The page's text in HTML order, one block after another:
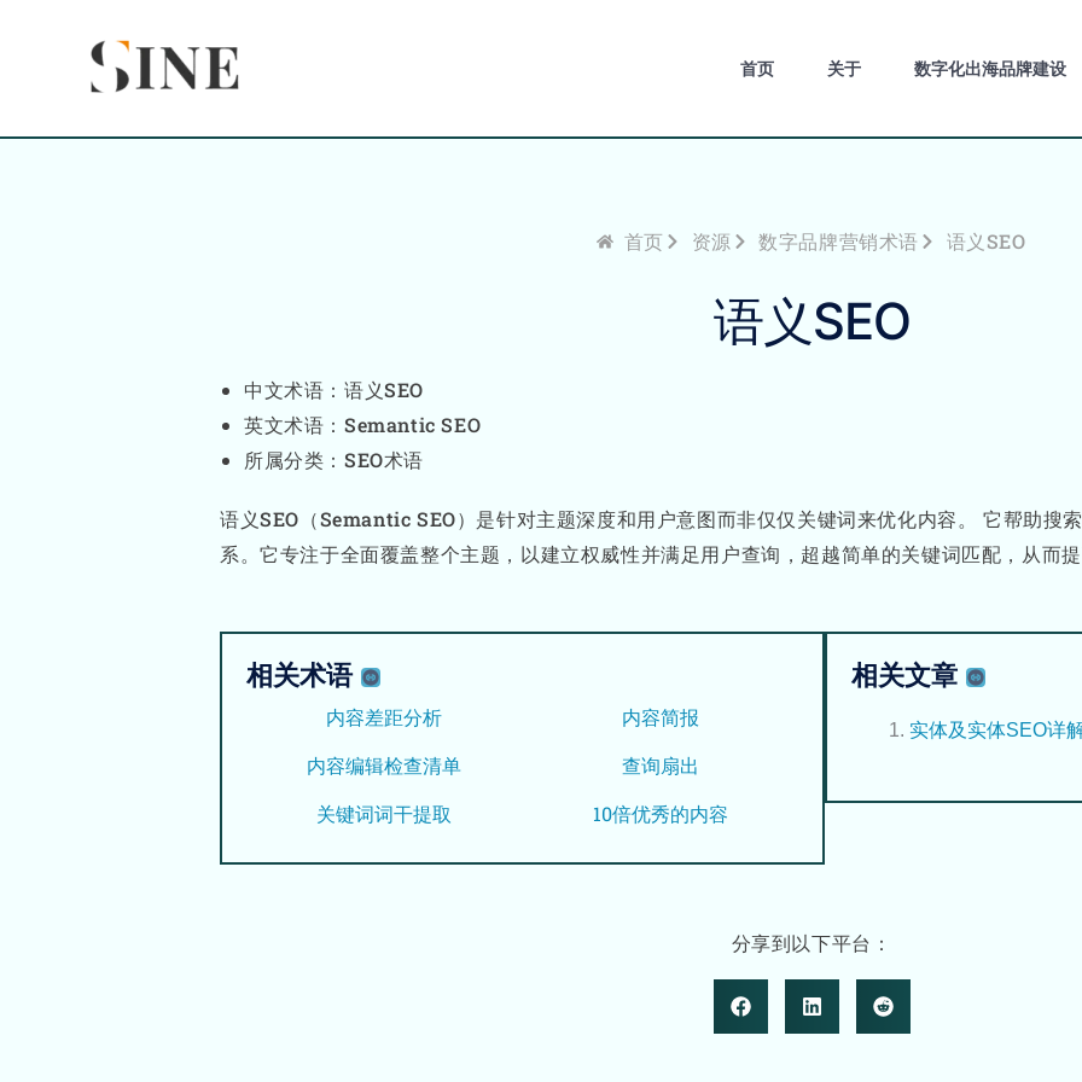
首页 关于 数字化出海品牌建设
首页 资源 数字品牌营销术语 语义SEO
语义SEO
中文术语：语义SEO
英文术语：Semantic SEO
所属分类：SEO术语
语义SEO（Semantic SEO）是针对主题深度和用户意图而非仅仅关键词来优化内容。 它帮助搜
系。它专注于全面覆盖整个主题，以建立权威性并满足用户查询，超越简单的关键词匹配，从而提
相关术语
内容差距分析
内容简报
内容编辑检查清单
查询扇出
关键词词干提取
10倍优秀的内容
相关文章
实体及实体SEO详
分享到以下平台：